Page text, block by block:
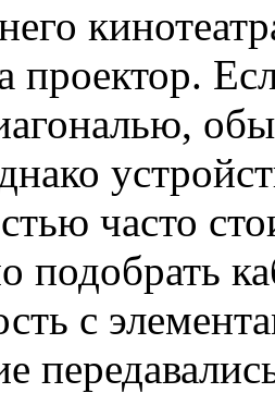
проектор.
часто
подобрать
с